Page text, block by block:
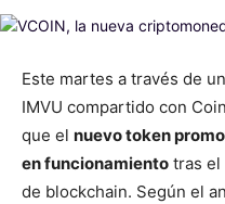
Este martes a través de
IMVU compartido con
que el nuevo token
en funcionamiento tras el
de blockchain. Según el